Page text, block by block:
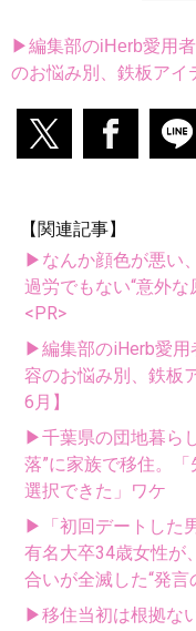
▶編集部のiHerb愛用
のお悩み別、鉄板アイ
【関連記事】
▶なんか顔色が悪い
過労でもない“意外
<PR>
▶編集部のiHerb愛用
容のお悩み別、鉄板
6月】
▶千葉県の団地暮ら
落”に家族で移住。
選択できた」ワケ
▶「初回デートした
有名大卒34歳女性が
合いが全滅した“発言
▶移住当初は根拠な